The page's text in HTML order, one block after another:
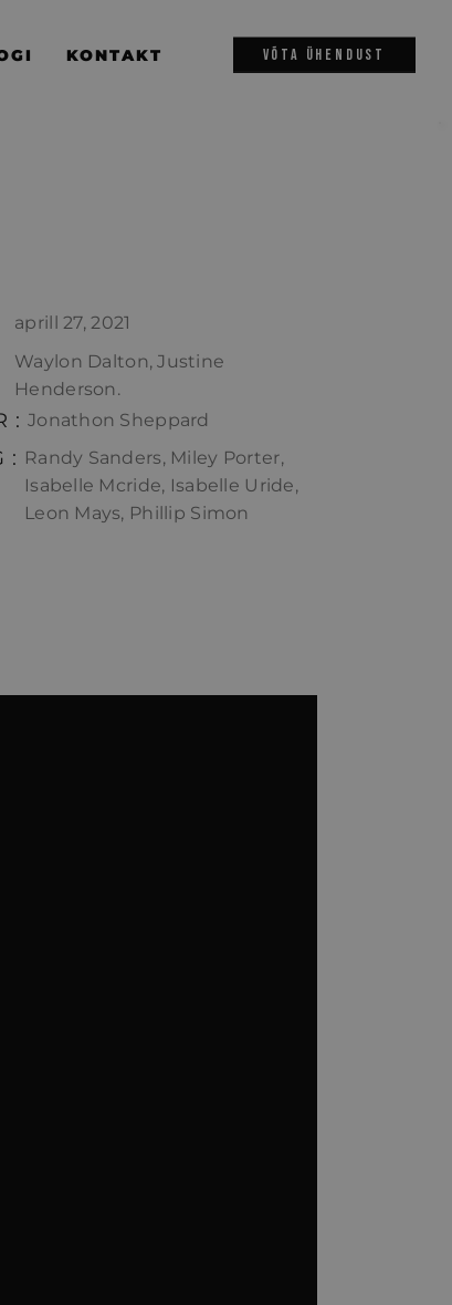
KONTAKT VÕTA ÜHENDUST
aprill 27, 2021
Waylon Dalton, Justine
Henderson.
Jonathon Sheppard
Randy Sanders, Miley Porter,
Isabelle Mcride, Isabelle Uride,
Leon Mays, Phillip Simon